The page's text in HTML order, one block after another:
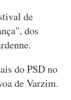
de
dos
do PSD no
de Varzim.